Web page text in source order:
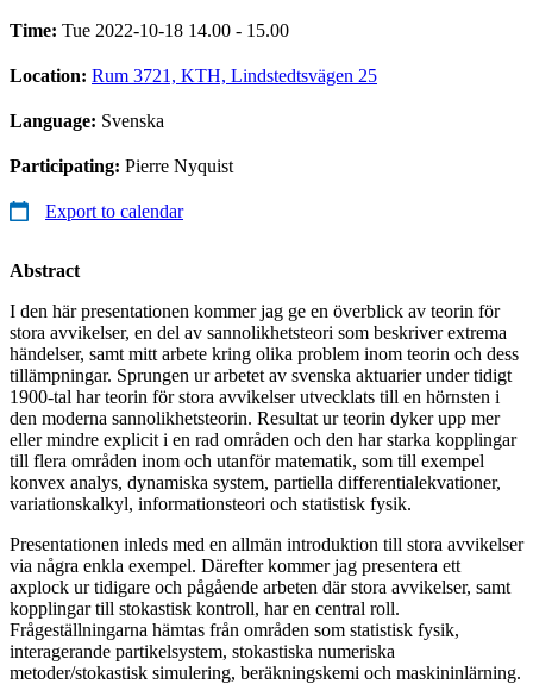
Time: Tue 2022-10-18 14.00 - 15.00
Location: Rum 3721, KTH, Lindstedtsvägen 25
Language: Svenska
Participating: Pierre Nyquist
Export to calendar
Abstract
I den här presentationen kommer jag ge en överblick av teorin för
stora avvikelser, en del av sannolikhetsteori som beskriver extrema
händelser, samt mitt arbete kring olika problem inom teorin och dess
tillämpningar. Sprungen ur arbetet av svenska aktuarier under tidigt
1900-tal har teorin för stora avvikelser utvecklats till en hörnsten i
den moderna sannolikhetsteorin. Resultat ur teorin dyker upp mer
eller mindre explicit i en rad områden och den har starka kopplingar
till flera områden inom och utanför matematik, som till exempel
konvex analys, dynamiska system, partiella differentialekvationer,
variationskalkyl, informationsteori och statistisk fysik.
Presentationen inleds med en allmän introduktion till stora avvikelser
via några enkla exempel. Därefter kommer jag presentera ett
axplock ur tidigare och pågående arbeten där stora avvikelser, samt
kopplingar till stokastisk kontroll, har en central roll.
Frågeställningarna hämtas från områden som statistisk fysik,
interagerande partikelsystem, stokastiska numeriska
metoder/stokastisk simulering, beräkningskemi och maskininlärning.